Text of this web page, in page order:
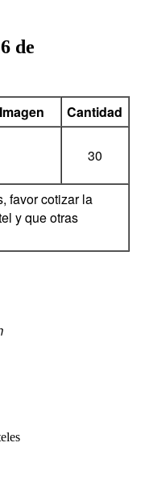
de
Imagen
Cantidad
30
favor cotizar la
y que otras